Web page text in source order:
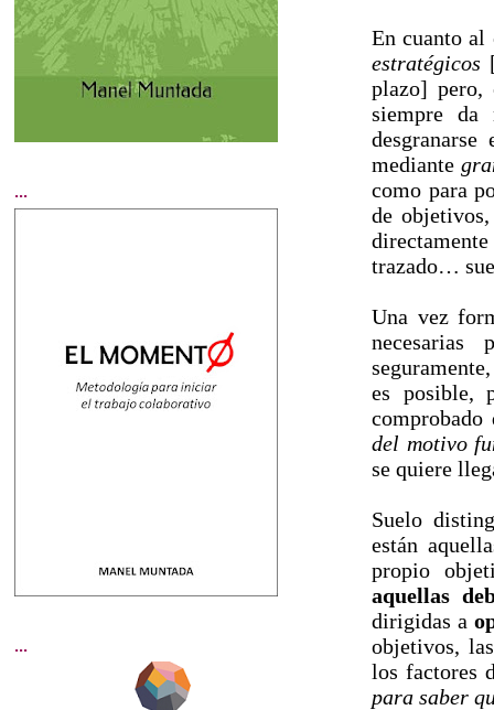
En cuanto al
estratégicos
plazo]
siempre da
mediante
como para
de
trazado…
Una vez
necesarias
es posible,
del motivo
se quiere
Suelo
están
propio
aquellas
dirigidas a
objetivos,
los factores
para saber
...
...